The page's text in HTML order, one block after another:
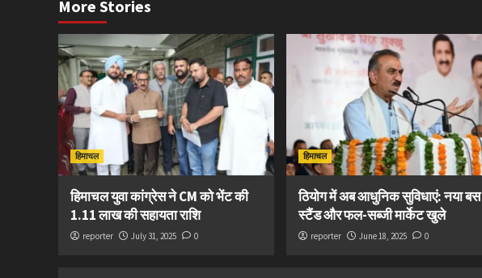
More Stories
हिमाचल
हिमाचल युवा कांग्रेस ने CM को भेंट की
1.11 लाख की सहायता राशि
reporter July 31, 2025 0
हिमाचल
ठियोग में अब आधुनिक सुविधाएं: नया बस
स्टैंड और फल-सब्जी मार्केट खुले
reporter June 18, 2025 0